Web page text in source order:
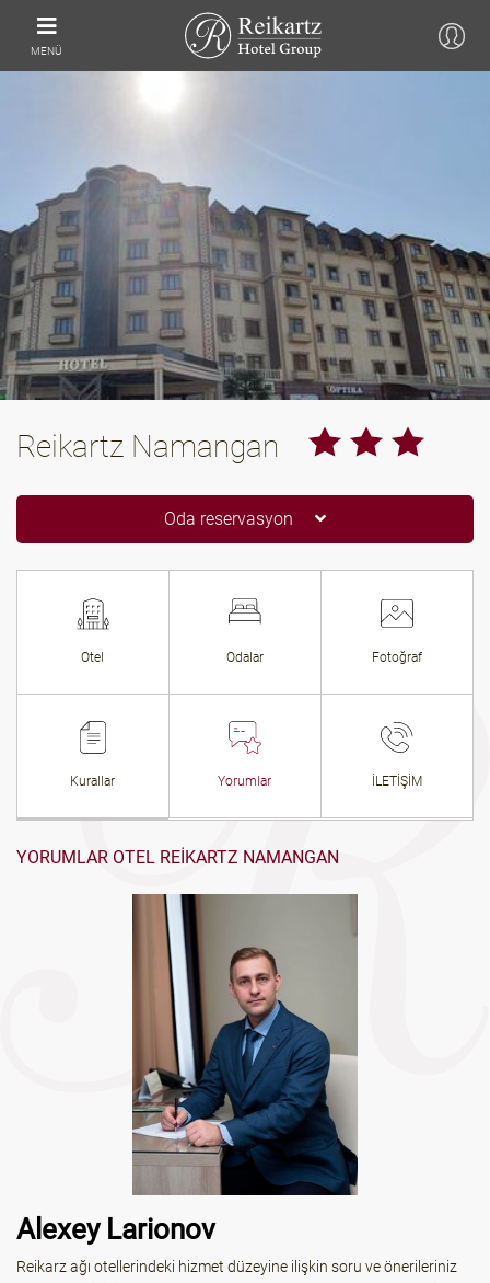
MENÜ
Reikartz Namangan
Oda reservasyon
Otel Odalar Fotoğraf
Kurallar Yorumlar İLETİŞİM
YORUMLAR OTEL REIKARTZ NAMANGAN
Alexey Larionov
Reikarz ağı otellerindeki hizmet düzeyine ilişkin soru ve önerileriniz